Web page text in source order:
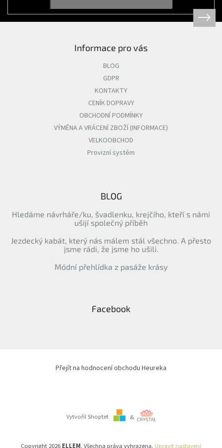
Informace pro vás
BLOG
GDPR
KONTAKTY
CENÍK DOPRAVY
OBCHODNÍ PODMÍNKY
VÝMĚNA A VRÁCENÍ ZBOŽÍ (INFORMACE)
VELKOOBCHOD
Provizní systém
BLOG
Hledáme návrháře/ku, švadlenku, krejčího, kteří s námi
ušijí společný příběh
Jezdecký kabát, který nás málem stál všechno. A přesto
jsme rádi, že jsme ho ušili.
Módní přehlídka z pasáže krásy
Facebook
Přejít na hodnocení obchodu Heureka
Vytvořil Shoptet &